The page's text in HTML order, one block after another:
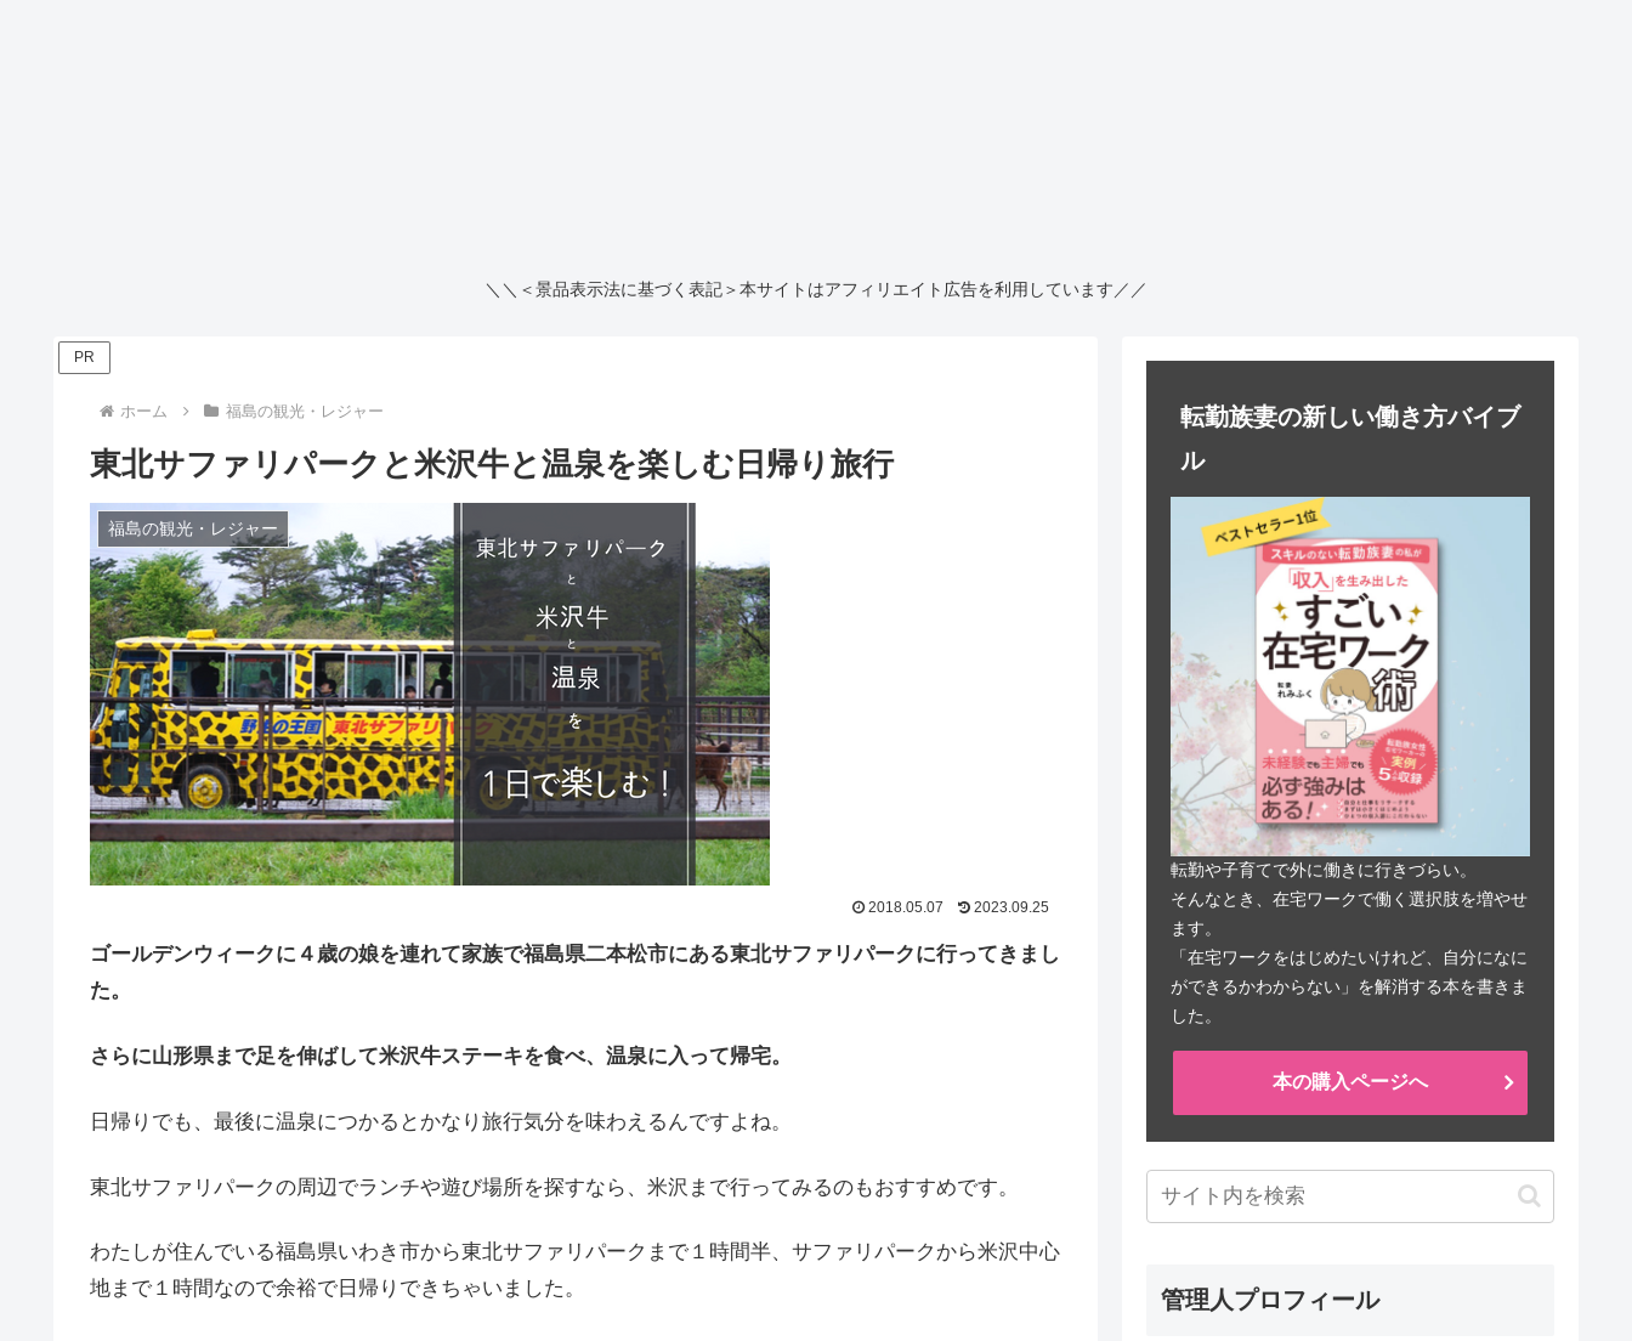
＼＼＜景品表示法に基づく表記＞本サイトはアフィリエイト広告を利用しています／／
PR
ホーム 福島の観光・レジャー
東北サファリパークと米沢牛と温泉を楽しむ日帰り旅行
福島の観光・レジャー
2018.05.07 2023.09.25
ゴールデンウィークに４歳の娘を連れて家族で福島県二本松市にある東北サファリパークに行ってきまし
た。
さらに山形県まで足を伸ばして米沢牛ステーキを食べ、温泉に入って帰宅。
日帰りでも、最後に温泉につかるとかなり旅行気分を味わえるんですよね。
東北サファリパークの周辺でランチや遊び場所を探すなら、米沢まで行ってみるのもおすすめです。
わたしが住んでいる福島県いわき市から東北サファリパークまで１時間半、サファリパークから米沢中心
地まで１時間なので余裕で日帰りできちゃいました。
転勤族妻の新しい働き方バイブ
ル
転勤や子育てで外に働きに行きづらい。
そんなとき、在宅ワークで働く選択肢を増やせ
ます。
「在宅ワークをはじめたいけれど、自分になに
ができるかわからない」を解消する本を書きま
した。
本の購入ページへ
管理人プロフィール